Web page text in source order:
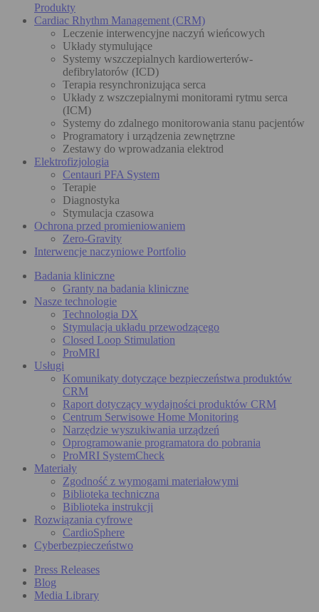
Produkty
Cardiac Rhythm Management (CRM)
Leczenie interwencyjne naczyń wieńcowych
Układy stymulujące
Systemy wszczepialnych kardiowerterów-
defibrylatorów (ICD)
Terapia resynchronizująca serca
Układy z wszczepialnymi monitorami rytmu serca
(ICM)
Systemy do zdalnego monitorowania stanu pacjentów
Programatory i urządzenia zewnętrzne
Zestawy do wprowadzania elektrod
Elektrofizjologia
Centauri PFA System
Terapie
Diagnostyka
Stymulacja czasowa
Ochrona przed promieniowaniem
Zero-Gravity
Interwencje naczyniowe Portfolio
Badania kliniczne
Granty na badania kliniczne
Nasze technologie
Technologia DX
Stymulacja układu przewodzącego
Closed Loop Stimulation
ProMRI
Usługi
Komunikaty dotyczące bezpieczeństwa produktów
CRM
Raport dotyczący wydajności produktów CRM
Centrum Serwisowe Home Monitoring
Narzędzie wyszukiwania urządzeń
Oprogramowanie programatora do pobrania
ProMRI SystemCheck
Materiały
Zgodność z wymogami materiałowymi
Biblioteka techniczna
Biblioteka instrukcji
Rozwiązania cyfrowe
CardioSphere
Cyberbezpieczeństwo
Press Releases
Blog
Media Library